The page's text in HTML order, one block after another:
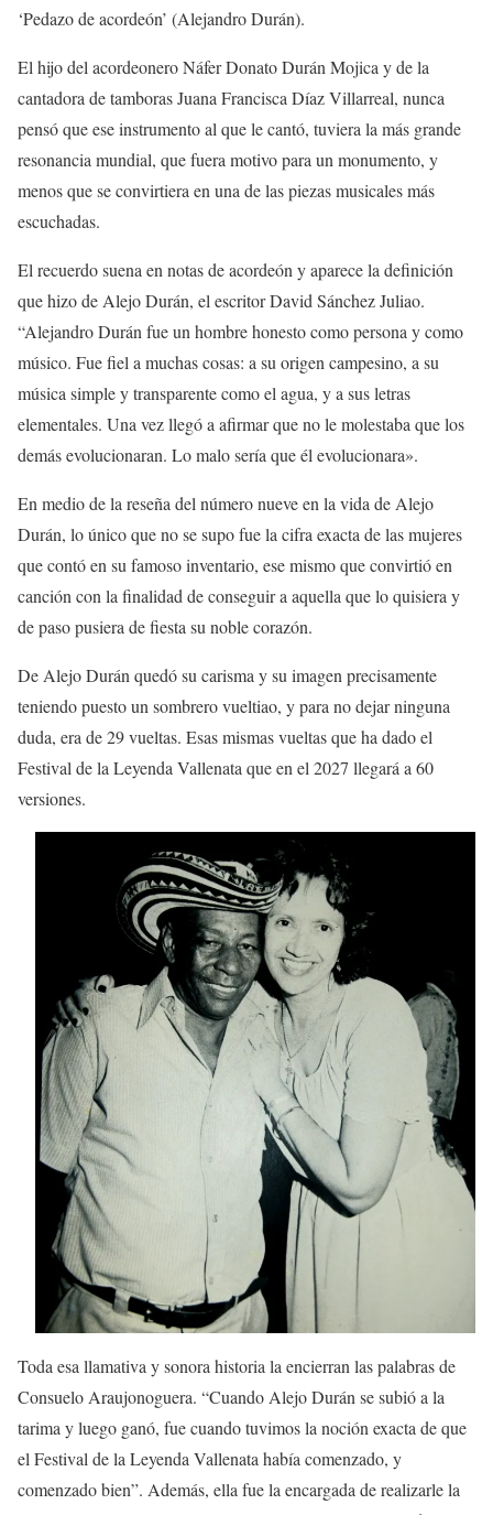
‘Pedazo de acordeón’ (Alejandro Durán).
El hijo del acordeonero Náfer Donato Durán Mojica y de la
cantadora de tamboras Juana Francisca Díaz Villarreal, nunca
pensó que ese instrumento al que le cantó, tuviera la más grande
resonancia mundial, que fuera motivo para un monumento, y
menos que se convirtiera en una de las piezas musicales más
escuchadas.
El recuerdo suena en notas de acordeón y aparece la definición
que hizo de Alejo Durán, el escritor David Sánchez Juliao.
“Alejandro Durán fue un hombre honesto como persona y como
músico. Fue fiel a muchas cosas: a su origen campesino, a su
música simple y transparente como el agua, y a sus letras
elementales. Una vez llegó a afirmar que no le molestaba que los
demás evolucionaran. Lo malo sería que él evolucionara».
En medio de la reseña del número nueve en la vida de Alejo
Durán, lo único que no se supo fue la cifra exacta de las mujeres
que contó en su famoso inventario, ese mismo que convirtió en
canción con la finalidad de conseguir a aquella que lo quisiera y
de paso pusiera de fiesta su noble corazón.
De Alejo Durán quedó su carisma y su imagen precisamente
teniendo puesto un sombrero vueltiao, y para no dejar ninguna
duda, era de 29 vueltas. Esas mismas vueltas que ha dado el
Festival de la Leyenda Vallenata que en el 2027 llegará a 60
versiones.
Toda esa llamativa y sonora historia la encierran las palabras de
Consuelo Araujonoguera. “Cuando Alejo Durán se subió a la
tarima y luego ganó, fue cuando tuvimos la noción exacta de que
el Festival de la Leyenda Vallenata había comenzado, y
comenzado bien”. Además, ella fue la encargada de realizarle la